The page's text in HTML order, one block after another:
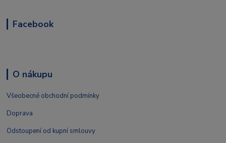
Facebook
O nákupu
Všeobecné obchodní podmínky
Doprava
Odstoupení od kupní smlouvy